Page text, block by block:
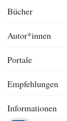
Bücher
Autor*innen
Portale
Empfehlungen
Informationen